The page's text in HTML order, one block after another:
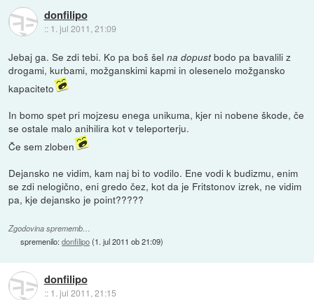
donfilipo
:: 1. jul 2011, 21:09
Jebaj ga. Se zdi tebi. Ko pa boš šelna dopustbodo pa bavalili z
drogami, kurbami, možganskimi kapmi in olesenelo možgansko
kapaciteto
In bomo spet pri mojzesu enega unikuma, kjer ni nobene škode, če
se ostale malo anihilira kot v teleporterju.
Če sem zloben
Dejansko ne vidim, kam naj bi to vodilo. Ene vodi k budizmu, enim
se zdi nelogično, eni gredo čez, kot da je Fritstonov izrek, ne vidim
pa, kje dejansko je point?????
Zgodovina sprememb…
spremenilo:donfilipo(1. jul 2011 ob 21:09)
donfilipo
:: 1. jul 2011, 21:15